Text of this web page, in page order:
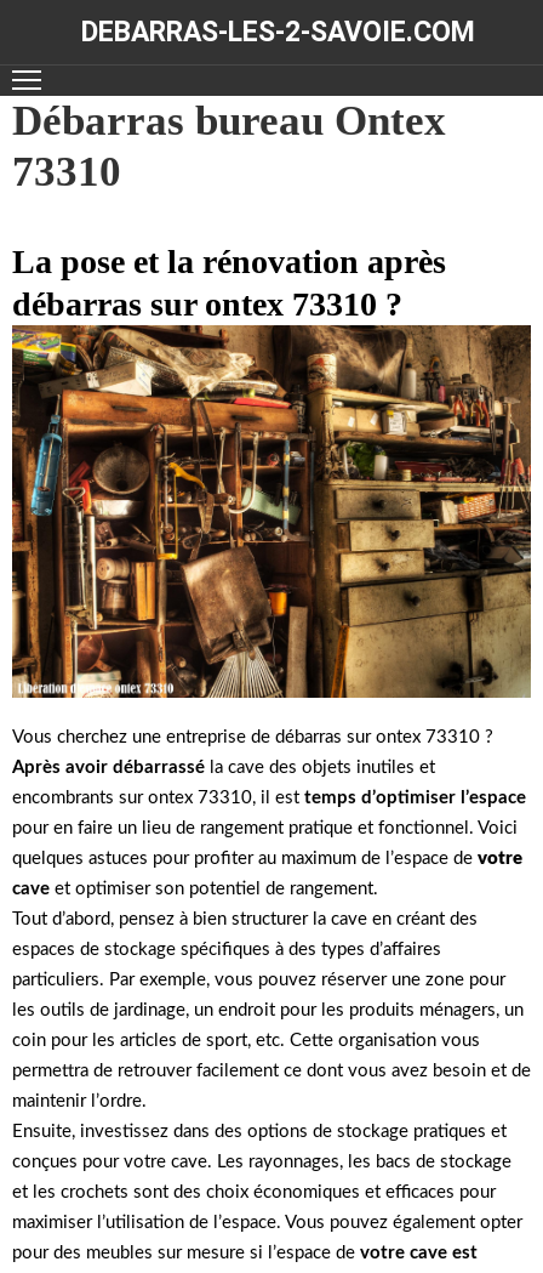
DEBARRAS-LES-2-SAVOIE.COM
ACCUEIL
DÉBARRAS
CONTACT
Débarras bureau Ontex
73310
La pose et la rénovation après
débarras sur ontex 73310 ?
Vous cherchez une entreprise de débarras sur ontex 73310 ?
Après avoir débarrassé la cave des objets inutiles et
encombrants sur ontex 73310, il est temps d’optimiser l’espace
pour en faire un lieu de rangement pratique et fonctionnel. Voici
quelques astuces pour profiter au maximum de l’espace de votre
cave et optimiser son potentiel de rangement.
Tout d’abord, pensez à bien structurer la cave en créant des
espaces de stockage spécifiques à des types d’affaires
particuliers. Par exemple, vous pouvez réserver une zone pour
les outils de jardinage, un endroit pour les produits ménagers, un
coin pour les articles de sport, etc. Cette organisation vous
permettra de retrouver facilement ce dont vous avez besoin et de
maintenir l’ordre.
Ensuite, investissez dans des options de stockage pratiques et
conçues pour votre cave. Les rayonnages, les bacs de stockage
et les crochets sont des choix économiques et efficaces pour
maximiser l’utilisation de l’espace. Vous pouvez également opter
pour des meubles sur mesure si l’espace de votre cave est